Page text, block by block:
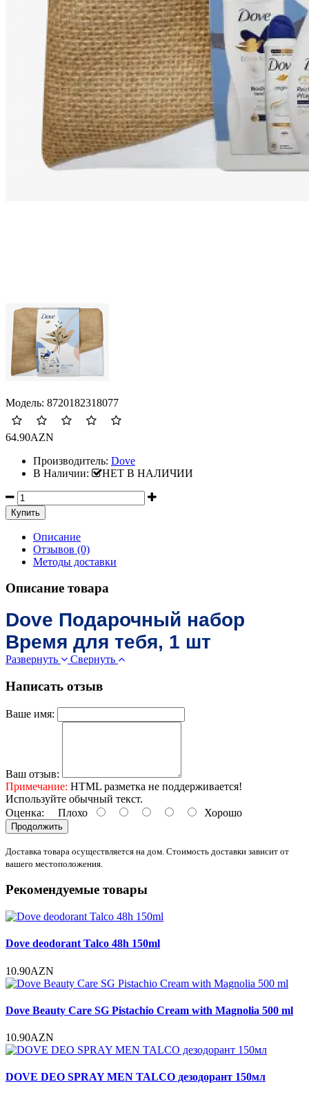
Модель: 8720182318077
64.90AZN
Производитель: Dove
В Наличии:
НЕТ В НАЛИЧИИ
Описание
Отзывов (0)
Методы доставки
Описание товара
Dove Подарочный набор
Время для тебя, 1 шт
Развернуть Свернуть
Написать отзыв
Ваше имя:
Ваш отзыв:
Примечание: HTML разметка не поддерживается!
Используйте обычный текст.
Оценка: Плохо Хорошо
Продолжить
Доставка товара осуществляется на дом. Стоимость доставки зависит от
вашего местоположения.
Рекомендуемые товары
Dove deodorant Talco 48h 150ml
10.90AZN
Dove Beauty Care SG Pistachio Cream with Magnolia 500 ml
10.90AZN
DOVE DEO SPRAY MEN TALCO дезодорант 150мл